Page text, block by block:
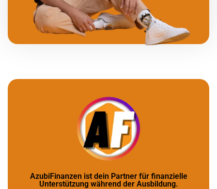
AzubiFinanzen ist dein Partner für finanzielle
Unterstützung während der Ausbildung.